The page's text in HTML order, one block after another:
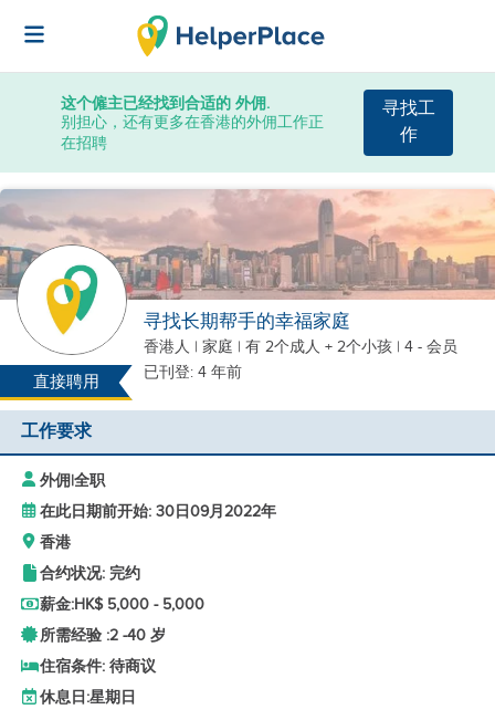
这个僱主已经找到合适的 外佣.
别担心，还有更多在香港的外佣工作正
在招聘
寻找工
作
直接聘用
寻找长期帮手的幸福家庭
香港人 | 家庭 | 有 2个成人 + 2个小孩 | 4 - 会员
已刊登: 4 年前
工作要求
外佣|全职
在此日期前开始: 30日09月2022年
香港
合约状况: 完约
薪金:HK$ 5,000 - 5,000
所需经验 :2 -40 岁
住宿条件: 待商议
休息日:星期日